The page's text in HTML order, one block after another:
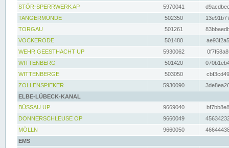
STÖR-SPERRWERK AP 5970041
TANGERMÜNDE
502350
TORGAU
501261
VOCKERODE
501480
WEHR GEESTHACHT UP
5930062
WITTENBERG
501420
WITTENBERGE
503050
ZOLLENSPIEKER
5930090
ELBE-LÜBECK-KANAL
BÜSSAU UP
9669040
DONNERSCHLEUSE OP
9660049
MÖLLN
9660050
EMS